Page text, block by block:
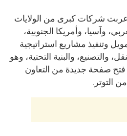
شركات كبرى من الولايات
وآسيا، وأمريكا الجنوبية،
وتنفيذ مشاريع استراتيجية
والتصنيع، والبنية التحتية، وهو
صفحة جديدة من التعاون
التوتر.